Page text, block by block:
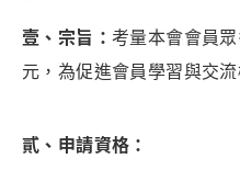
壹 、宗旨 ：考量本會會員
元，為促進會員學習與交
貳、 申請資格：